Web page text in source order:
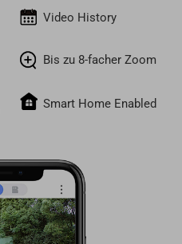
Video History
Bis zu 8-facher Zoom
Smart Home Enabled